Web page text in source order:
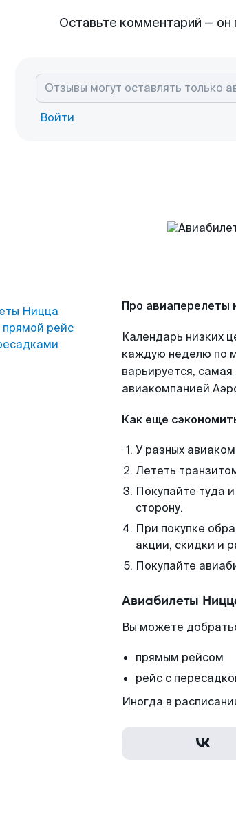
Оставьте комментарий —
Войти
Ницца
рейс
Про авиаперелеты
Календарь низких
каждую неделю по
варьируется,
авиакомпанией
Как еще
У разных
Лететь
Покупайте туда
сторону.
При покупке
акции, скидки и
Покупайте
Авиабилеты
Вы можете
прямым рейсом
рейс с
Иногда в